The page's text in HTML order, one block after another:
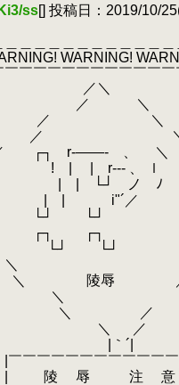
ss[] 投稿日：2019/10/
＿＿＿＿＿＿＿＿＿＿＿
WARNING!
￣￣￣￣￣￣￣￣￣￣
＼
＼
、 ＼
、 ｌ
ノ ﾉ
i"´
└┘
┌┐
└┘ └┘
辱
／
／
´|
￣￣￣￣￣￣|
注 意